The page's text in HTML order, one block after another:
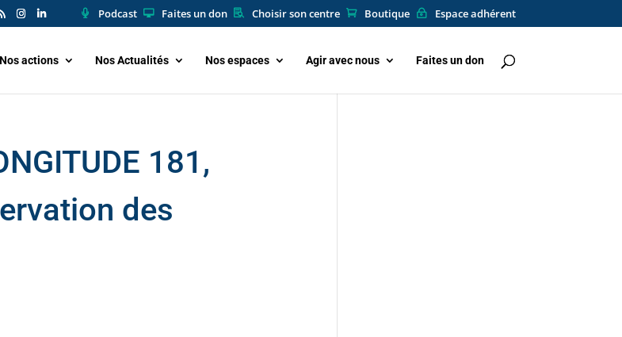
Podcast Faites un don Choisir son centre Boutique Espace adhérent
Nos actions Nos Actualités Nos espaces Agir avec nous Faites un don
181,
des